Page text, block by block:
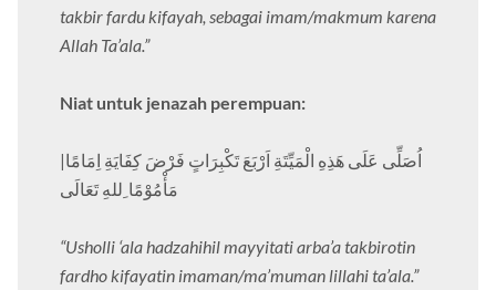
takbir fardu kifayah, sebagai imam/makmum karena
Allah Ta’ala.”
Niat untuk jenazah perempuan:
اُصَلِّى عَلَى هَذِهِ الْمَيِّتَةِ اَرْبَعَ تَكْبِرَاتٍ فَرْضَ كِفَايَةِ اِمَامًا|
مَأْمُوْمًا ِللهِ تَعَالَى
“Usholli ‘ala hadzahihil mayyitati arba’a takbirotin
fardho kifayatin imaman/ma’muman lillahi ta’ala.”